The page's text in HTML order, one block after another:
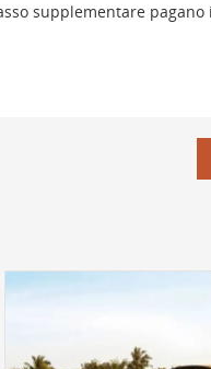
supplementare pagano